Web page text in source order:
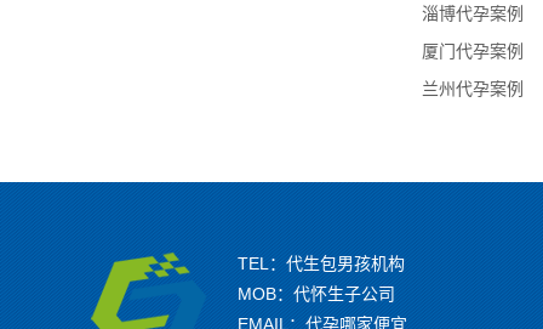
淄博代孕案例
厦门代孕案例
兰州代孕案例
TEL：代生包男孩机构
MOB：代怀生子公司
EMAIL：代孕哪家便宜